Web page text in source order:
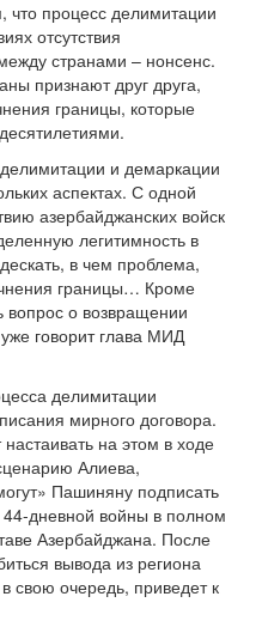
что процесс делимитации
отсутствия
странами – нонсенс.
признают друг друга,
границы, которые
и демаркации
аспектах. С одной
азербайджанских войск
легитимность в
в чем проблема,
границы… Кроме
вопрос о возвращении
говорит глава МИД
делимитации
мирного договора.
на этом в ходе
Алиева,
Пашиняну подписать
дневной войны в полном
Азербайджана. После
вывода из региона
свою очередь, приведет к